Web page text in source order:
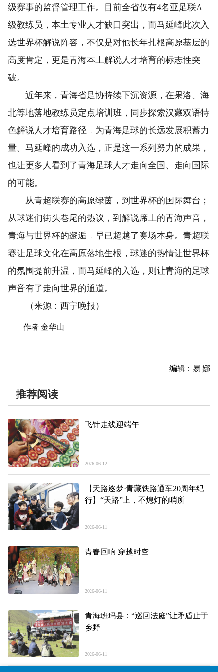
级赛事的监督管理工作。目前全省仅有4名亚足联A
级教练员，本土专业人才缺口突出，而马延峰此次入
选世界杯解说阵容，不仅是对他长年扎根高原基层的
高度肯定，更是青海本土解说人才培育的标志性突
破。
近年来，青海省足协持续下沉资源，在果洛、海
北等地落地教练员定点培训班，同步探索汉藏双语特
色解说人才培育路径，为青海足球的长远发展积蓄力
量。马延峰的成功入选，正是这一系列努力的成果，
也让更多人看到了青海足球人才走向全国、走向国际
的可能。
从青超联赛的高原绿茵，到世界杯的国际舞台；
从球迷们街头巷尾的热议，到解说席上的青海声音，
青海与世界杯的邂逅，早已超越了赛场本身。青超联
赛让足球文化在高原落地生根，球迷的热情让世界杯
的氛围提前升温，而马延峰的入选，则让青海的足球
声音有了走向世界的通道。
（来源：西宁晚报）
作者 金华山
编辑：易 娜
推荐阅读
飞针走线迎端午
2026-06-12
【天路逐梦·青藏铁路通车20周年纪
行】“天路”上，不熄灯的哨所
2026-06-11
青春回响 穿越时空
2026-06-11
青海班玛县：“巡回法庭”让矛盾止于
乡野
2026-06-11